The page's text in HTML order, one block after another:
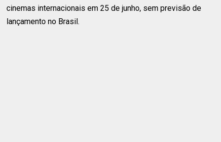
cinemas internacionais em 25 de junho, sem previsão de
lançamento no Brasil.